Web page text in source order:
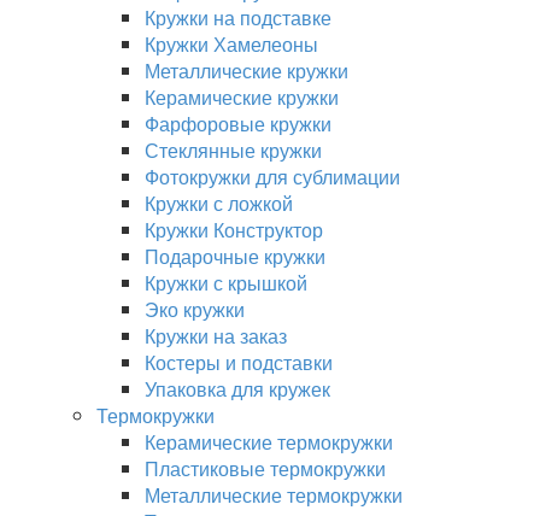
Кружки на подставке
Кружки Хамелеоны
Металлические кружки
Керамические кружки
Фарфоровые кружки
Стеклянные кружки
Фотокружки для сублимации
Кружки с ложкой
Кружки Конструктор
Подарочные кружки
Кружки с крышкой
Эко кружки
Кружки на заказ
Костеры и подставки
Упаковка для кружек
Термокружки
Керамические термокружки
Пластиковые термокружки
Металлические термокружки